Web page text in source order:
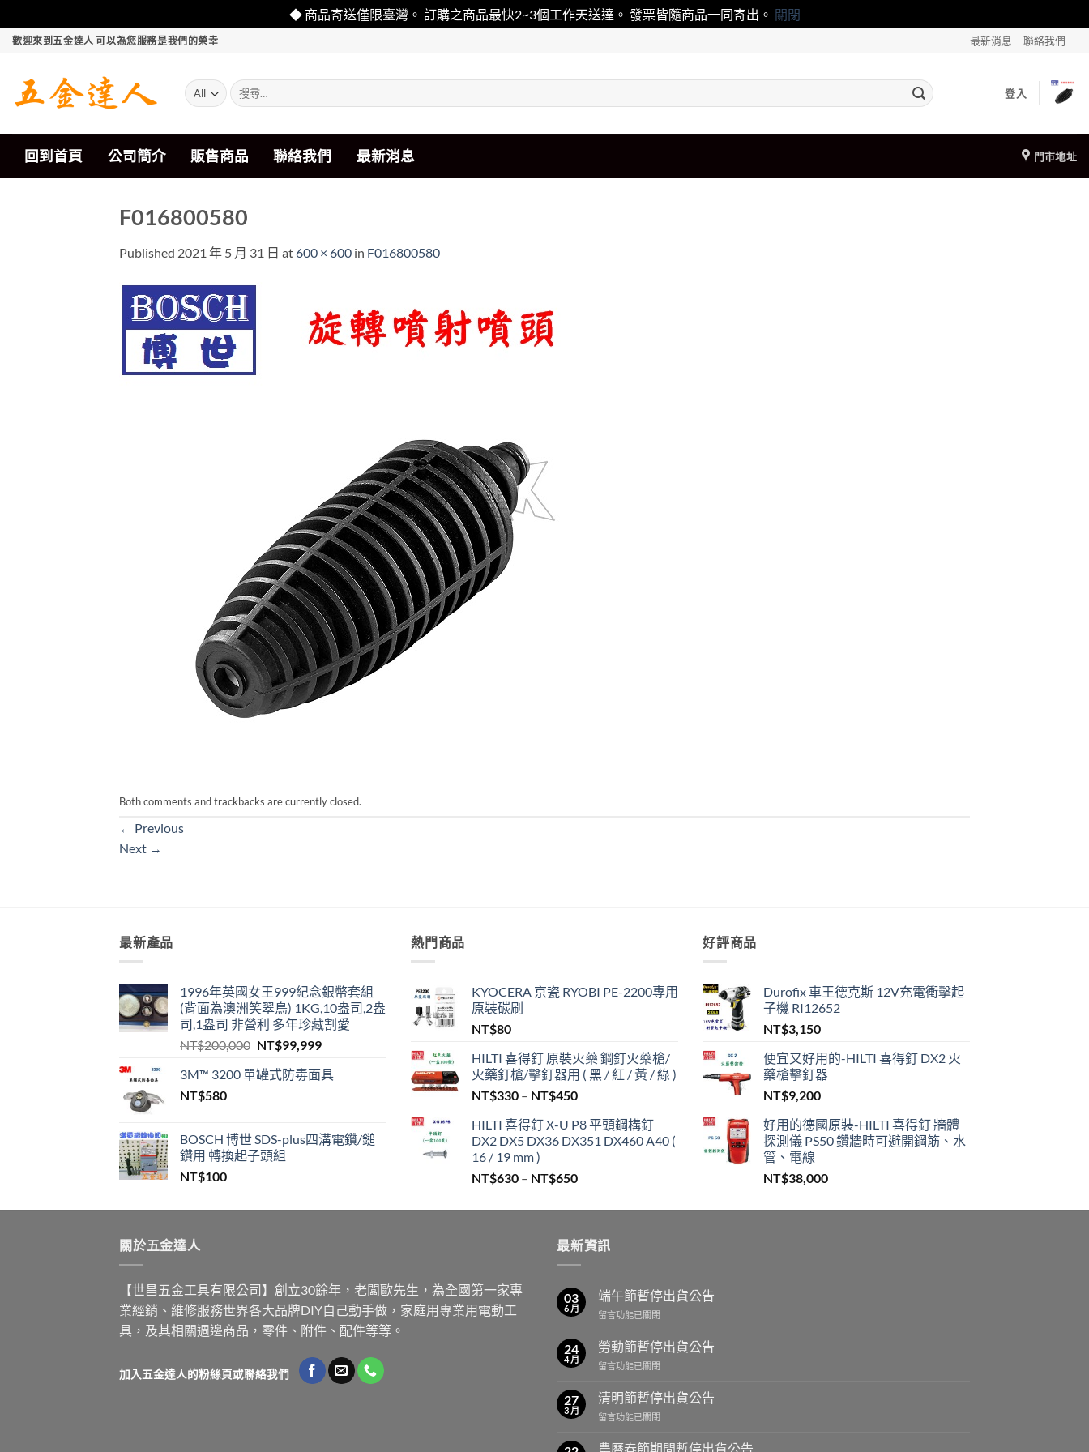
◆ 商品寄送僅限臺灣。 訂購之商品最快2~3個工作天送達。 發票皆隨商品一同寄出。 關閉
Skip
content
歡迎來到五金達人 可以為您服務是我們的榮幸 最新消息 聯絡我們
搜
尋
鍵
字:
登入
回到首頁 公司簡介 販售商品 聯絡我們 最新消息 門市地址
F016800580
Published 2021 年 5 月 31 日 at600 × 600 in F016800580
Both comments and trackbacks are currently closed.
← Previous
Next →
最新產品
1996年英國女王999紀念銀幣套組
(背面為澳洲笑翠鳥) 1KG,10盎司,2盎
司,1盎司 非營利 多年珍藏割愛
NT$200,000 原
價
NT$99,999目
價
3M™ 3200 單罐式防毒面具
NT$580
BOSCH 博世 SDS-plus四溝電鑽/鎚
鑽用 轉換起子頭組
NT$100
熱門商品
KYOCERA 京瓷 RYOBI PE-2200專用
原裝碳刷
NT$80
HILTI 喜得釘 原裝火藥 鋼釘火藥槍/
火藥釘槍/擊釘器用 ( 黑 / 紅 / 黃 / 綠 )
NT$330 – NT$450價
範
圍：
到
HILTI 喜得釘 X-U P8 平頭鋼構釘
DX2 DX5 DX36 DX351 DX460 A40 (
16 / 19 mm )
NT$630 – NT$650價
範
NT$630
到
好評商品
Durofix 車王德克斯 12V充電衝擊起
子機 RI12652
NT$3,150
便宜又好用的-HILTI 喜得釘 DX2 火
藥槍擊釘器
NT$9,200
好用的德國原裝-HILTI 喜得釘 牆體
探測儀 PS50 鑽牆時可避開鋼筋、水
管、電線
NT$38,000
關於五金達人
【世昌五金工具有限公司】創立30餘年，老闆歐先生，為全國第一家專
業經銷、維修服務世界各大品牌DIY自己動手做，家庭用專業用電動工
具，及其相關週邊商品，零件、附件、配件等等。
加入五金達人的粉絲頁或聯絡我們
最新資訊
03
6 月
端午節暫停出貨公告
在
午
節
暫
出
貨
公
留言功能已關閉
24
4 月
勞動節暫停出貨公告
在
動
節
暫
出
留言功能已關閉
27
3 月
清明節暫停出貨公告
在
明
留言功能已關閉
農曆春節期間暫停出貨公告